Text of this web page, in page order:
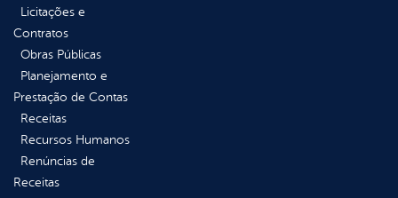
Licitações e
Contratos
Obras Públicas
Planejamento e
Prestação de Contas
Receitas
Recursos Humanos
Renúncias de
Receitas